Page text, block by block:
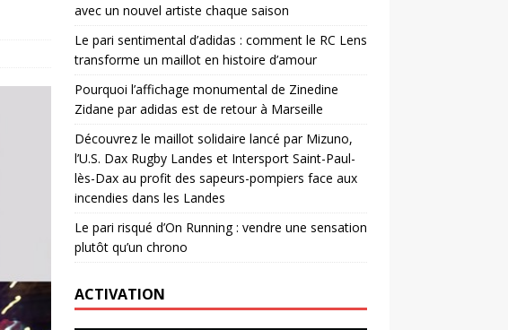
avec un nouvel artiste chaque saison
Le pari sentimental d’adidas : comment le RC Lens
transforme un maillot en histoire d’amour
Pourquoi l’affichage monumental de Zinedine
Zidane par adidas est de retour à Marseille
Découvrez le maillot solidaire lancé par Mizuno,
l’U.S. Dax Rugby Landes et Intersport Saint-Paul-
lès-Dax au profit des sapeurs-pompiers face aux
incendies dans les Landes
Le pari risqué d’On Running : vendre une sensation
plutôt qu’un chrono
ACTIVATION